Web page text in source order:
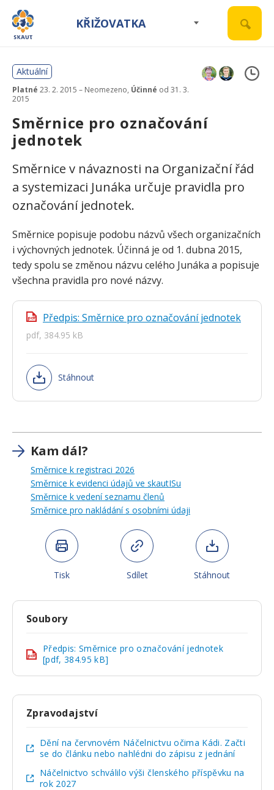
KŘIŽOVATKA
Aktuální
Platné 23. 2. 2015 – Neomezeno, Účinné od 31. 3.
2015
Směrnice pro označování
jednotek
Směrnice v návaznosti na Organizační řád
a systemizaci Junáka určuje pravidla pro
označování jednotek.
Směrnice popisuje podobu názvů všech organizačních
i výchovných jednotek. Účinná je od 1. dubna 2015,
tedy spolu se změnou názvu celého Junáka a popisuje
všechna pravidla pro nové názvy.
pdf Předpis: Směrnice pro označování jednotek
pdf, 384.95 kB
Stáhnout
Kam dál?
Směrnice k registraci 2026
Směrnice k evidenci údajů ve skautISu
Směrnice k vedení seznamu členů
Směrnice pro nakládání s osobními údaji
Tisk Sdílet Stáhnout
Soubory
pdf
Předpis: Směrnice pro označování jednotek
[pdf, 384.95 kB]
Zpravodajství
Dění na červnovém Náčelnictvu očima Kádi. Začti
se do článku nebo nahlédni do zápisu z jednání
Náčelnictvo schválilo výši členského příspěvku na
rok 2027